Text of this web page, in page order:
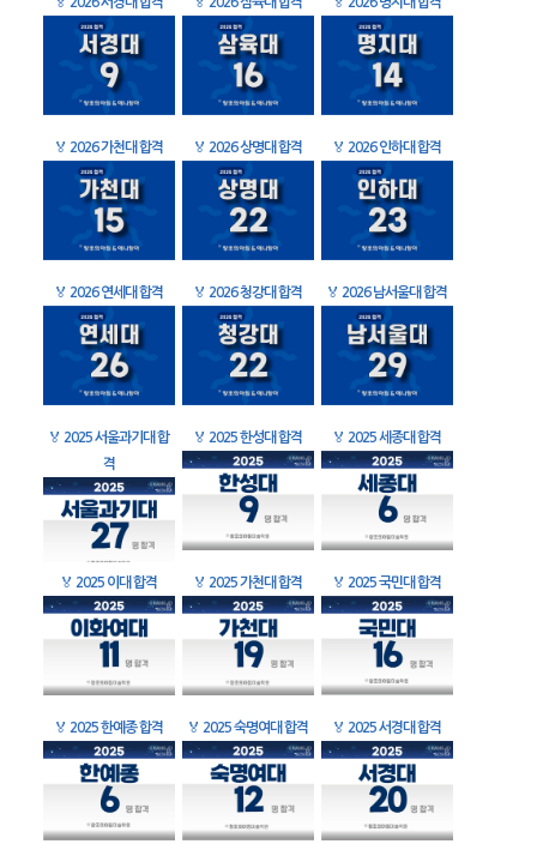
🏅 2026 가천대 합격 🏅 2026 상명대 합격 🏅 2026 인하대 합격
🏅 2026 연세대 합격 🏅 2026 청강대 합격 🏅 2026 남서울대 합격
🏅 2025 서울과기대 합
격
🏅 2025 한성대 합격 🏅 2025 세종대 합격
🏅 2025 이대 합격 🏅 2025 가천대 합격 🏅 2025 국민대 합격
🏅 2025 한예종 합격 🏅 2025 숙명여대 합격 🏅 2025 서경대 합격